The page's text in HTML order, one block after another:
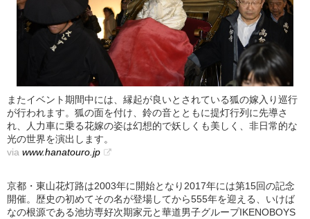
またイベント期間中には、縁起が良いとされている狐の嫁入り巡行
が行われます。狐の面を付け、鈴の音とともに提灯行列に先導さ
れ、人力車に乗る花嫁の姿は幻想的で妖しくも美しく、非日常的な
光の世界を演出します。
via www.hanatouro.jp
京都・東山花灯路は2003年に開始となり2017年には第15回の記念
開催。歴史の初めてその名が登場してから555年を迎える、いけば
なの根源である池坊専好次期家元と華道男子グループIKENOBOYS